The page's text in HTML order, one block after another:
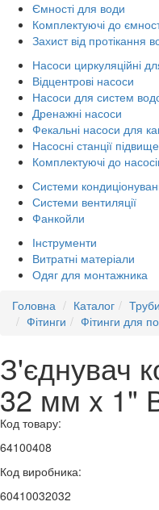
Ємності для води
Комплектуючі до
Захист від протікання
Насоси циркуляційні
Відцентрові насоси
Насоси для систем
Дренажні насоси
Фекальні насоси для
Насосні станції
Комплектуючі до
Системи
Системи вентиляції
Фанкойли
Інструменти
Витратні матеріали
Одяг для монтажника
Головна
Каталог
Фітинги
Фітинги для
З'єднувач
32 мм x 1"
Код товару:
64100408
Код виробника:
60410032032